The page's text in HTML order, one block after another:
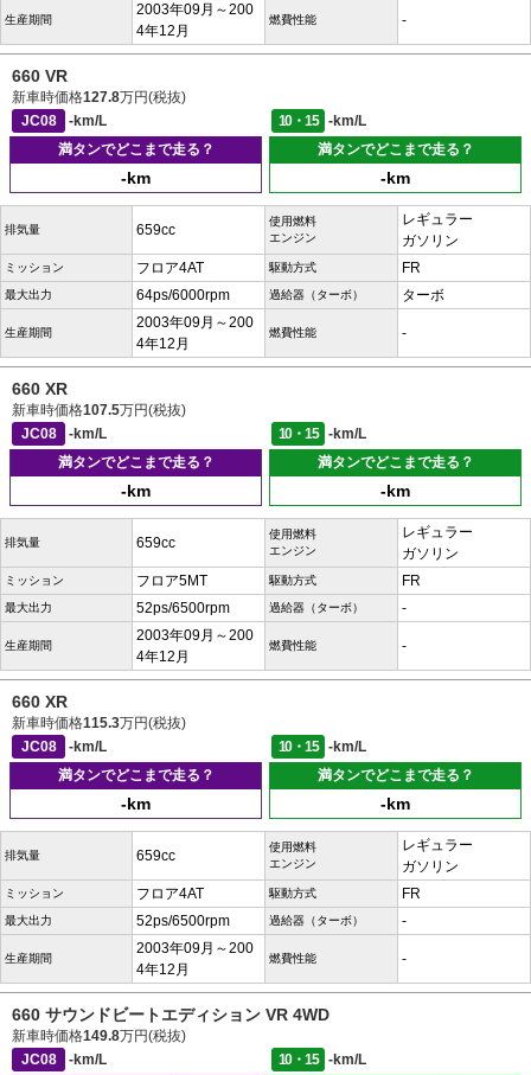
生産期間
2003年09月～200
4年12月
燃費性能 -
660 VR
新車時価格127.8万円(税抜)
JC08
-km/L 10・15
-km/L
満タンでどこまで走る？
-km
満タンでどこまで走る？
-km
排気量 659cc
使用燃料
エンジン
レギュラー
ガソリン
ミッション フロア4AT 駆動方式 FR
最大出力 64ps/6000rpm 過給器（ターボ） ターボ
生産期間
2003年09月～200
4年12月
燃費性能 -
660 XR
新車時価格107.5万円(税抜)
JC08
-km/L 10・15
-km/L
満タンでどこまで走る？
-km
満タンでどこまで走る？
-km
排気量 659cc
使用燃料
エンジン
レギュラー
ガソリン
ミッション フロア5MT 駆動方式 FR
最大出力 52ps/6500rpm 過給器（ターボ） -
生産期間
2003年09月～200
4年12月
燃費性能 -
660 XR
新車時価格115.3万円(税抜)
JC08
-km/L 10・15
-km/L
満タンでどこまで走る？
-km
満タンでどこまで走る？
-km
排気量 659cc
使用燃料
エンジン
レギュラー
ガソリン
ミッション フロア4AT 駆動方式 FR
最大出力 52ps/6500rpm 過給器（ターボ） -
生産期間
2003年09月～200
4年12月
燃費性能 -
660 サウンドビートエディション VR 4WD
新車時価格149.8万円(税抜)
JC08
-km/L 10・15
-km/L